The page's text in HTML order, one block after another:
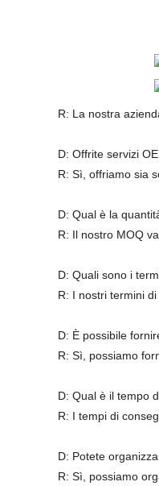
R: La nostra
D: Offrite servizi
R: Sì, offriamo sia
D: Qual è la
R: Il nostro MOQ
D: Quali sono i
R: I nostri termini
D: È possibile
R: Sì, possiamo
D: Qual è il tempo
R: I tempi di
D: Potete
R: Sì, possiamo